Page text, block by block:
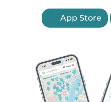
App Store